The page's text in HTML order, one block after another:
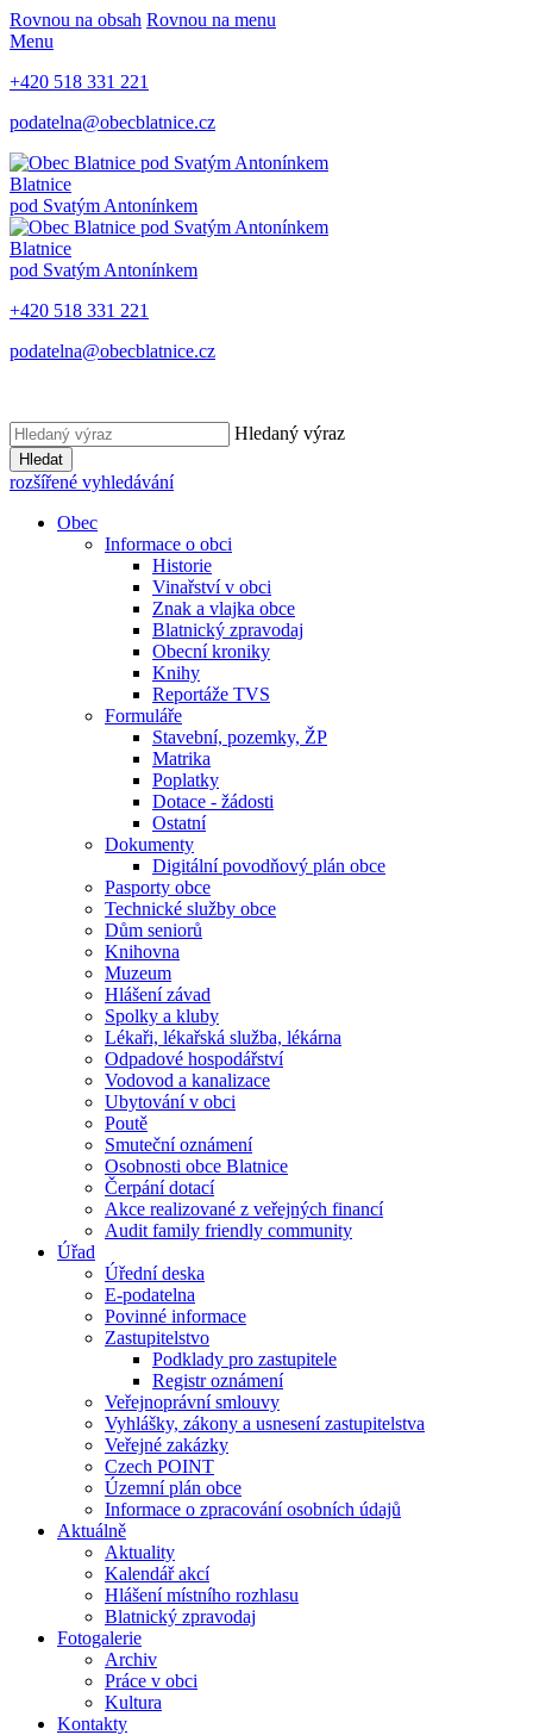
Rovnou na obsah Rovnou na menu
Menu
+420 518 331 221
podatelna@obecblatnice.cz
Blatnice
pod Svatým Antonínkem
Blatnice
pod Svatým Antonínkem
+420 518 331 221
podatelna@obecblatnice.cz
Hledaný výraz
Hledat
rozšířené vyhledávání
Obec
Informace o obci
Historie
Vinařství v obci
Znak a vlajka obce
Blatnický zpravodaj
Obecní kroniky
Knihy
Reportáže TVS
Formuláře
Stavební, pozemky, ŽP
Matrika
Poplatky
Dotace - žádosti
Ostatní
Dokumenty
Digitální povodňový plán obce
Pasporty obce
Technické služby obce
Dům seniorů
Knihovna
Muzeum
Hlášení závad
Spolky a kluby
Lékaři, lékařská služba, lékárna
Odpadové hospodářství
Vodovod a kanalizace
Ubytování v obci
Poutě
Smuteční oznámení
Osobnosti obce Blatnice
Čerpání dotací
Akce realizované z veřejných financí
Audit family friendly community
Úřad
Úřední deska
E-podatelna
Povinné informace
Zastupitelstvo
Podklady pro zastupitele
Registr oznámení
Veřejnoprávní smlouvy
Vyhlášky, zákony a usnesení zastupitelstva
Veřejné zakázky
Czech POINT
Územní plán obce
Informace o zpracování osobních údajů
Aktuálně
Aktuality
Kalendář akcí
Hlášení místního rozhlasu
Blatnický zpravodaj
Fotogalerie
Archiv
Práce v obci
Kultura
Kontakty